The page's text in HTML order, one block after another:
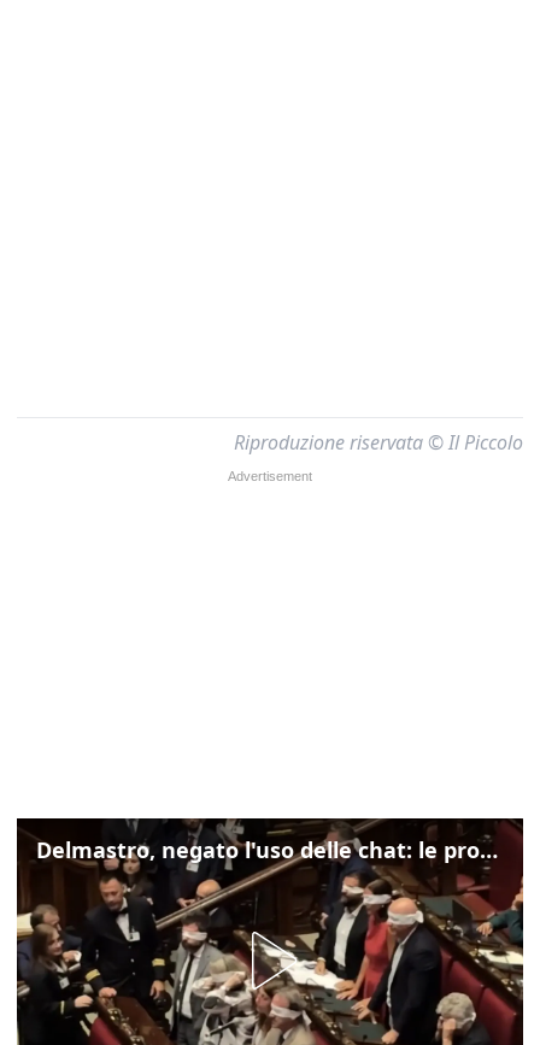
Riproduzione riservata © Il Piccolo
Delmastro, negato l'uso delle chat: le proteste di Avs e M5s